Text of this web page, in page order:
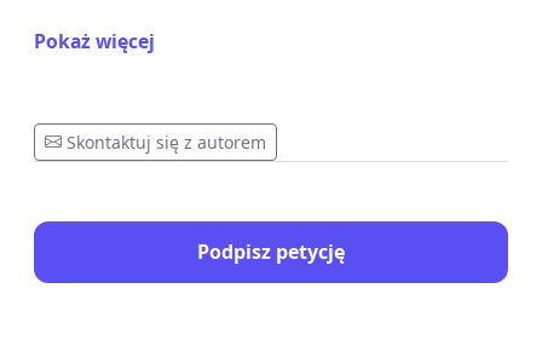
To jedynie dwie "nitki" torów - przy dwu peronach.
poczekalnia - oddzielona jest sporym wiaduktem,
nie spełniają w żaden sposób funkcji dworca. Brak
Pokaż więcej
Skontaktuj się z autorem
Podpisz petycję